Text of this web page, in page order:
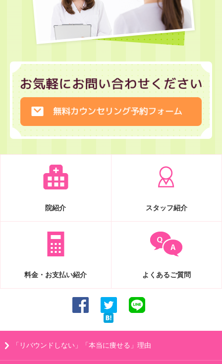
院紹介 スタッフ紹介
料金・お支払い紹介 よくあるご質問
「リバウンドしない」「本当に痩せる」理由